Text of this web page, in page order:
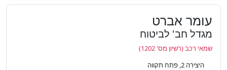
עומר אברט
מגדל חב' לביטוח
שמאי רכב (רשיון מס' 1202)
היצירה 2, פתח תקווה